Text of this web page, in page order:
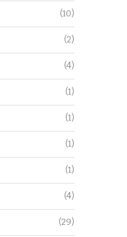
(10)
(2)
(4)
(1)
(1)
(1)
(1)
(4)
(29)